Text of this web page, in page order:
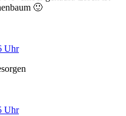
🙂
Uhr
Uhr